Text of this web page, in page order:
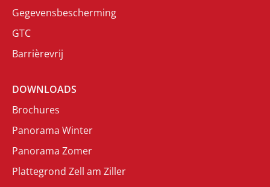
Gegevensbescherming
GTC
Barrièrevrij
DOWNLOADS
Brochures
Panorama Winter
Panorama Zomer
Plattegrond Zell am Ziller